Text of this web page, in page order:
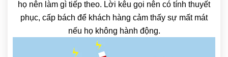
họ nên làm gì tiếp theo. Lời kêu gọi nên có tính thuyết
phục, cấp bách để khách hàng cảm thấy sự mất mát
nếu họ không hành động.